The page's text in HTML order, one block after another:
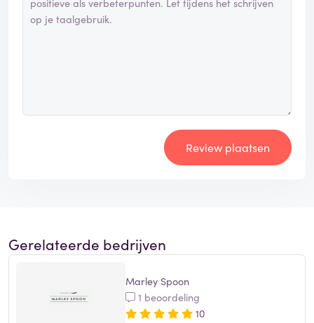
Review plaatsen
Gerelateerde bedrijven
Marley Spoon
1 beoordeling
10